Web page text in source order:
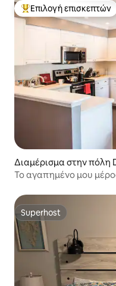
Κορυφαία επιλογή
Επιλογή επισκεπτών
Διαμέρισμα στην πόλη
Το αγαπημένο μου
Superhost
Superhost